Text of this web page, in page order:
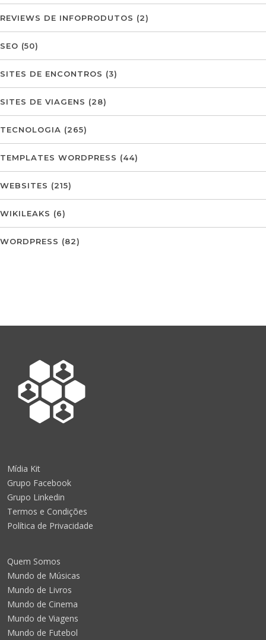
REVIEWS DE INFOPRODUTOS (2)
SEO (50)
SITES DE ENCONTROS (3)
SITES DE VIAGENS (28)
TECNOLOGIA (265)
TEMPLATES WORDPRESS (44)
WEBSITES (215)
WIKILEAKS (6)
WORDPRESS (82)
Mídia Kit
Grupo Facebook
Grupo Linkedin
Termos e Condições
Política de Privacidade
Quem Somos
Mundo de Músicas
Mundo de Livros
Mundo de Cinema
Mundo de Viagens
Mundo de Futebol